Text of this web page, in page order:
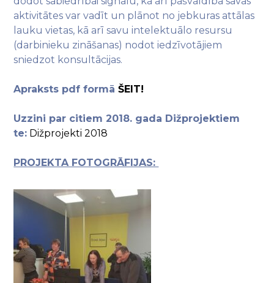
aktivitātes var vadīt un plānot no jebkuras attālas
lauku vietas, kā arī savu intelektuālo resursu
(darbinieku zināšanas) nodot iedzīvotājiem
sniedzot konsultācijas.
Apraksts pdf formāŠEIT!
Uzzini par citiem 2018. gada Dižprojektiem
te: Dižprojekti 2018
PROJEKTA FOTOGRĀFIJAS: